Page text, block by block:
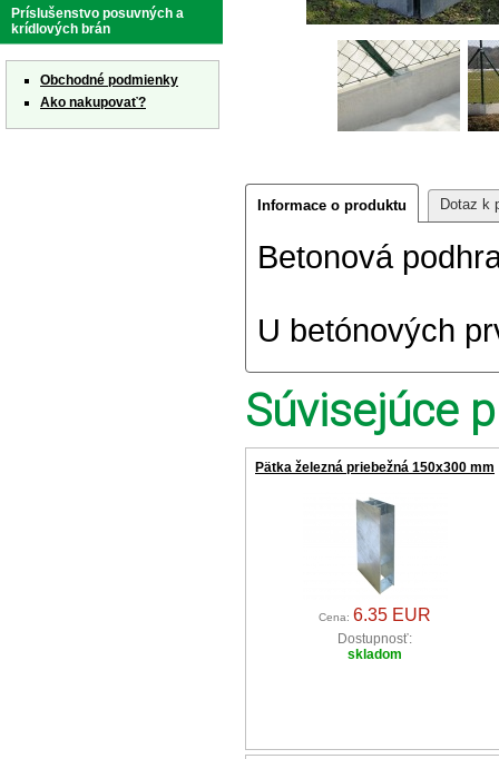
Informace o produktu Dotaz k
Betonová
U betónových
Súvisejúce
Pätka železná priebežná 150x300 mm
Cena: 6.35 EUR
Dostupnosť:
skladom
Príslušenstvo posuvných a
krídlových brán
Obchodné podmienky
Ako nakupovať?